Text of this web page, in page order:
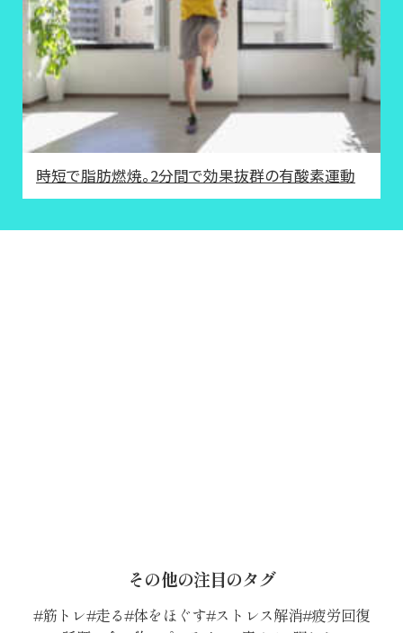
時短で脂肪燃焼。2分間で効果抜群の有酸素運動
その他の注目のタグ
筋トレ 走る 体をほぐす ストレス解消 疲労回復